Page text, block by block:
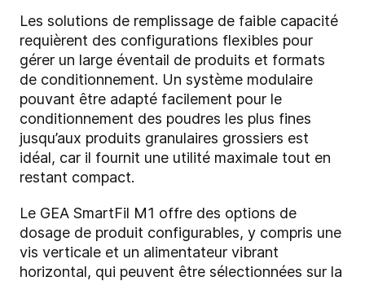
Les solutions de remplissage de faible capacité
requièrent des configurations flexibles pour
gérer un large éventail de produits et formats
de conditionnement. Un système modulaire
pouvant être adapté facilement pour le
conditionnement des poudres les plus fines
jusqu’aux produits granulaires grossiers est
idéal, car il fournit une utilité maximale tout en
restant compact.
Le GEA SmartFil M1 offre des options de
dosage de produit configurables, y compris une
vis verticale et un alimentateur vibrant
horizontal, qui peuvent être sélectionnées sur la